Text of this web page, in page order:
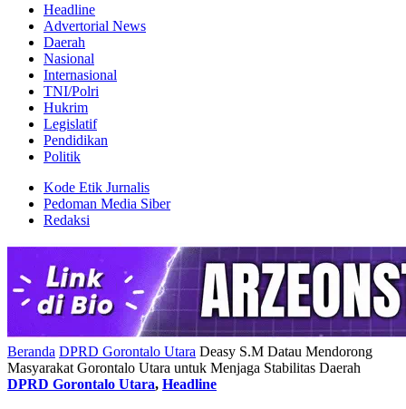
Headline
Advertorial News
Daerah
Nasional
Internasional
TNI/Polri
Hukrim
Legislatif
Pendidikan
Politik
Kode Etik Jurnalis
Pedoman Media Siber
Redaksi
Beranda DPRD Gorontalo Utara Deasy S.M Datau Mendorong
Masyarakat Gorontalo Utara untuk Menjaga Stabilitas Daerah
DPRD Gorontalo Utara, Headline